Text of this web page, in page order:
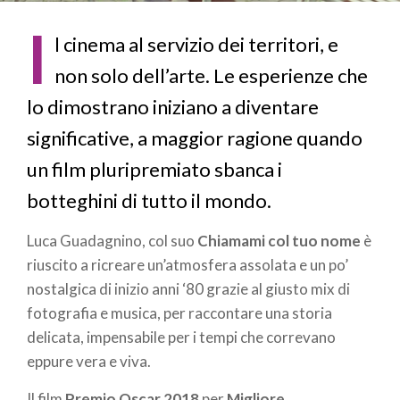
I l cinema al servizio dei territori, e
non solo dell’arte. Le esperienze che
lo dimostrano iniziano a diventare
significative, a maggior ragione quando
un film pluripremiato sbanca i
botteghini di tutto il mondo.
Luca Guadagnino, col suo Chiamami col tuo nome è
riuscito a ricreare un’atmosfera assolata e un po’
nostalgica di inizio anni ‘80 grazie al giusto mix di
fotografia e musica, per raccontare una storia
delicata, impensabile per i tempi che correvano
eppure vera e viva.